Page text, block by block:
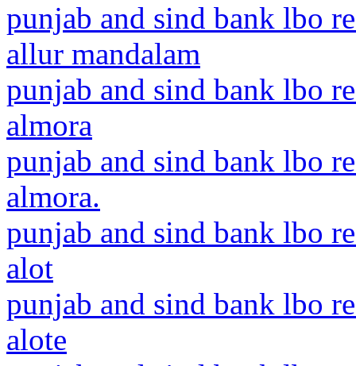
punjab and sind bank lbo
allur mandalam
punjab and sind bank lbo
almora
punjab and sind bank lbo
almora.
punjab and sind bank lbo
alot
punjab and sind bank lbo
alote